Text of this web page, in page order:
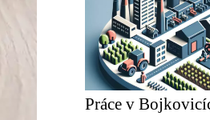
Práce v